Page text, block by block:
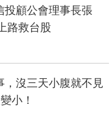
投顧公會理事長張
路救台股
，沒三天小腹就不見
小！